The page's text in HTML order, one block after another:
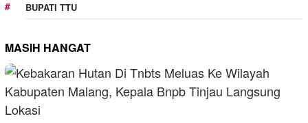
BUPATI TTU
MASIH HANGAT